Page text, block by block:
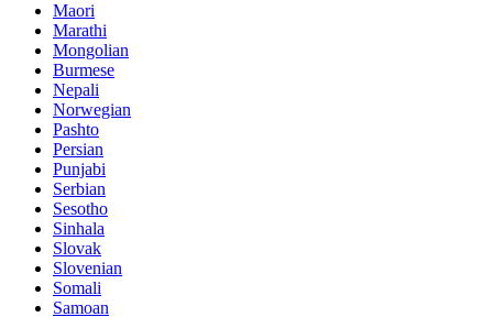
Maori
Marathi
Mongolian
Burmese
Nepali
Norwegian
Pashto
Persian
Punjabi
Serbian
Sesotho
Sinhala
Slovak
Slovenian
Somali
Samoan